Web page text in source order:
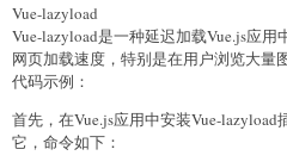
Vue-lazyload
Vue-lazyload是一种延迟加载Vue.js应
网页加载速度，特别是在用户浏览大量
代码示例：
首先，在Vue.js应用中安装Vue-
它，命令如下：